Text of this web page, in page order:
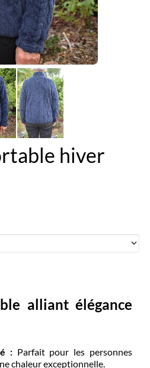
hiver
alliant élégance
:Parfait pour les personnes
chaleur exceptionnelle.